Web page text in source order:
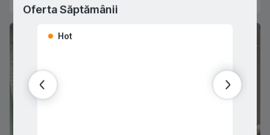
Oferta Săptămânii
Hot